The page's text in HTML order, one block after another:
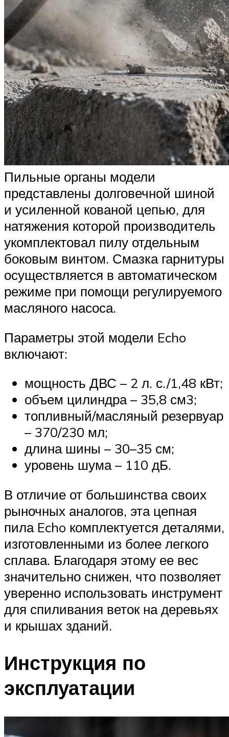
Пильные органы модели
представлены долговечной шиной
и усиленной кованой цепью, для
натяжения которой производитель
укомплектовал пилу отдельным
боковым винтом. Смазка гарнитуры
осуществляется в автоматическом
режиме при помощи регулируемого
масляного насоса.
Параметры этой модели Echo
включают:
мощность ДВС – 2 л. с./1,48 кВт;
объем цилиндра – 35,8 см3;
топливный/масляный резервуар
– 370/230 мл;
длина шины – 30–35 см;
уровень шума – 110 дБ.
В отличие от большинства своих
рыночных аналогов, эта цепная
пила Echo комплектуется деталями,
изготовленными из более легкого
сплава. Благодаря этому ее вес
значительно снижен, что позволяет
уверенно использовать инструмент
для спиливания веток на деревьях
и крышах зданий.
Инструкция по
эксплуатации